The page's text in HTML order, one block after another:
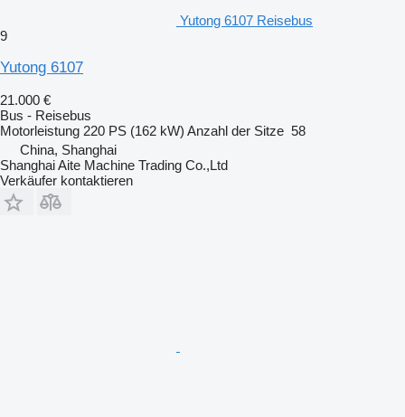
Yutong 6107 Reisebus
9
Yutong 6107
21.000 €
Bus - Reisebus
Motorleistung 220 PS (162 kW) Anzahl der Sitze 58
China, Shanghai
Shanghai Aite Machine Trading Co.,Ltd
Verkäufer kontaktieren